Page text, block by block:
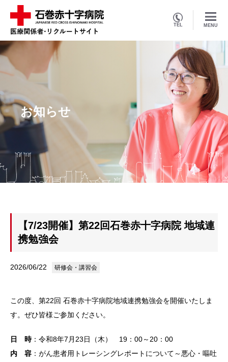
TEL MENU
お知らせ
【7/23開催】第22回石巻赤十字病院 地域連
携勉強会
2026/06/22 研修会・講習会
この度、第22回 石巻赤十字病院地域連携勉強会を開催いたしま
す。ぜひ皆様ご参加ください。
日 時：令和8年7月23日（木） 19：00～20：00
内 容 ：がん患者用トレーシングレポートについて～悪心・嘔吐